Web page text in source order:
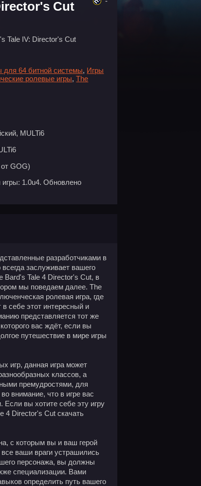
Cut
Tale IV: Director's Cut
для 64 битной системы, Игры
ролевые игры,The
MULTi6
GOG)
игры: 1.0u4. Обновлено
разработчиками в
заслуживает вашего
Bard's Tale 4 Director's Cut, в
мы поведаем далее. The
ролевая игра, где
себе этот интересный и
представляется тот же
вас ждёт, если вы
путешествие в мире игры
игр, данная игра может
классов, а
премудростями, для
внимание, что в игре вас
Если вы хотите себе эту игру
4 Director's Cut скачать
с которым вы и ваш герой
ваши враги устрашились
персонажа, вы должны
специализации. Вами
определить путь вашего